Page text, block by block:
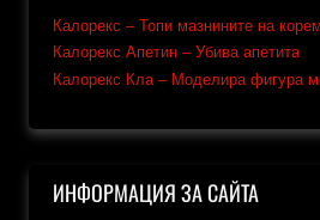
Калорекс – Топи мазнините на
Калорекс Апетин – Убива апетита
Калорекс Кла – Моделира фигура
ИНФОРМАЦИЯ ЗА САЙТА